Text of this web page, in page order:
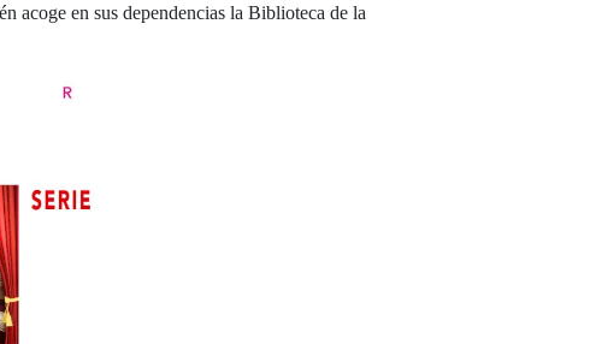
acoge en sus dependencias la Biblioteca de la